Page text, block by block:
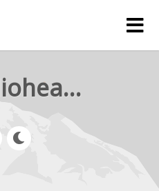
Air-Radiohead.com